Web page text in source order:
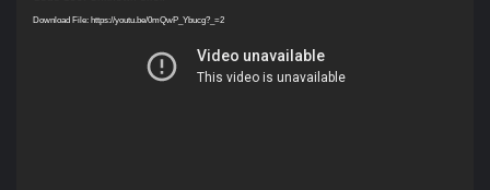
Player
Download File: https://youtu.be/0mQwP_Ybucg?_=2